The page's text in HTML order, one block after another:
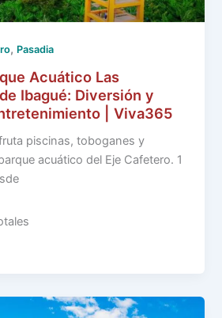
, Pasadia
Acuático Las
Ibagué: Diversión y
| Viva365
piscinas, toboganes y
acuático del Eje Cafetero. 1